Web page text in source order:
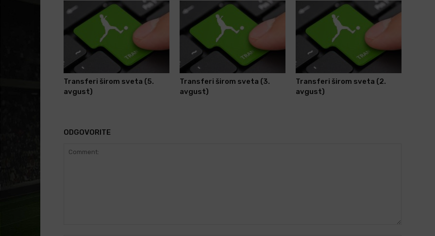
Transferi širom sveta (5.
avgust)
Transferi širom sveta (3.
avgust)
Transferi širom sveta (2.
avgust)
ODGOVORITE